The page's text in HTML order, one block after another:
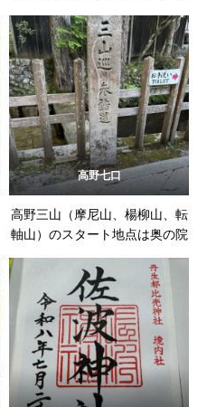
高野七口
高野三山（摩尼山、楊柳山、転
軸山）のスタート地点は奥の院